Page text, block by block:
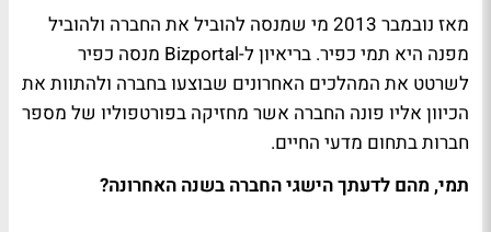
מאז נובמבר 2013 מי שמנסה להוביל את החברה ולהוביל
מפנה היא תמי כפיר. בריאיון ל-Bizportal מנסה כפיר
לשרטט את המהלכים האחרונים שבוצעו בחברה ולהתוות את
הכיוון אליו פונה החברה אשר מחזיקה בפורטפוליו של מספר
חברות בתחום מדעי החיים.
תמי, מהם לדעתך הישגי החברה בשנה האחרונה?